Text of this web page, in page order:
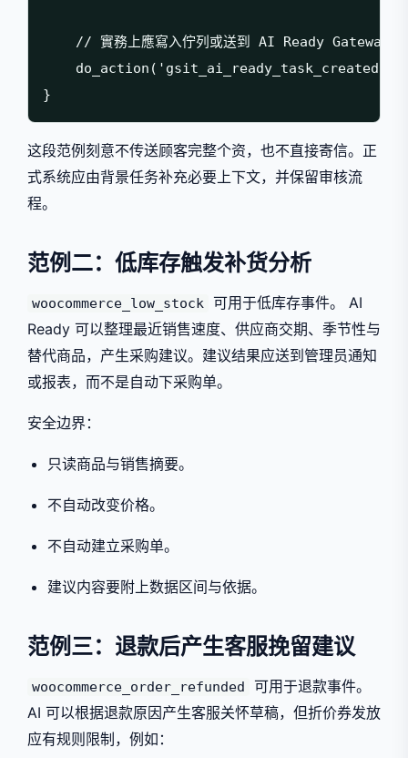
// 實務上應寫入佇列或送到 AI Ready Gateway，
do_action('gsit_ai_ready_task_created',
这段范例刻意不传送顾客完整个资，也不直接寄信。正
式系统应由背景任务补充必要上下文，并保留审核流
程。
范例二：低库存触发补货分析
woocommerce_low_stock
可用于低库存事件。 AI
Ready 可以整理最近销售速度、供应商交期、季节性与
替代商品，产生采购建议。建议结果应送到管理员通知
或报表，而不是自动下采购单。
安全边界：
只读商品与销售摘要。
不自动改变价格。
不自动建立采购单。
建议内容要附上数据区间与依据。
范例三：退款后产生客服挽留建议
woocommerce_order_refunded
可用于退款事件。
AI 可以根据退款原因产生客服关怀草稿，但折价券发放
应有规则限制，例如：